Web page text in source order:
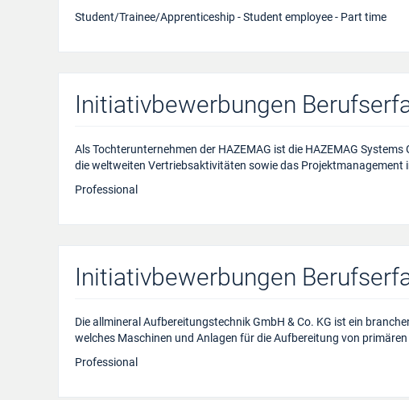
Student/Trainee/Apprenticeship - Student employee - Part time
Initiativbewerbungen
Als Tochterunternehmen der HAZEMAG ist die HAZEMAG
die weltweiten Vertriebsaktivitäten sowie das Projektmanagement
Professional
Initiativbewerbungen
Die allmineral Aufbereitungstechnik GmbH & Co. KG ist ein
welches Maschinen und Anlagen für die Aufbereitung von
Professional